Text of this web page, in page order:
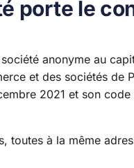
porte le
anonyme au
et des sociétés de
2021 et son
toutes à la même